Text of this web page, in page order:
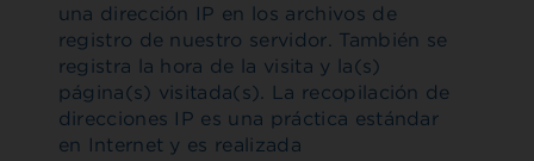
una dirección IP en los archivos de
registro de nuestro servidor. También se
registra la hora de la visita y la(s)
página(s) visitada(s). La recopilación de
direcciones IP es una práctica estándar
en Internet y es realizada